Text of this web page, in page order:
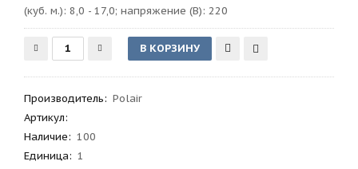
(куб. м.): 8,0 - 17,0; напряжение (В): 220
Производитель: Polair
Артикул:
Наличие: 100
Единица: 1